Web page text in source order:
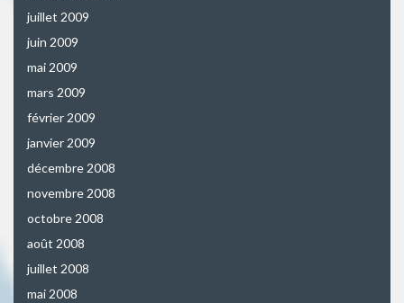
juillet 2009
juin 2009
mai 2009
mars 2009
février 2009
janvier 2009
décembre 2008
novembre 2008
octobre 2008
août 2008
juillet 2008
mai 2008